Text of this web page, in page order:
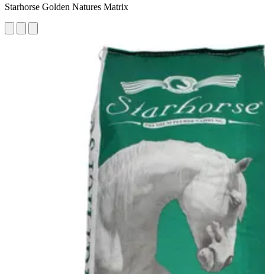
Starhorse Golden Natures Matrix